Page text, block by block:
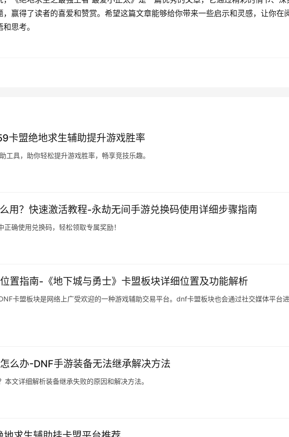
赢得了读者的喜爱和赞赏。希望这篇文章能够给你带来一些启示和灵感，让你在
思考。
卡盟绝地求生辅助提升游戏胜率
工具，助你轻松提升游戏胜率，畅享竞技乐趣。
用？快速激活教程-永劫无间手游兑换码使用详细步骤指南
确使用兑换码，轻松领取专属奖励！
置指南-《地下城与勇士》卡盟板块详细位置及功能解析
卡盟板块是网络上广受欢迎的一种游戏辅助交易平台。dnf卡盟板块也会通过社交媒体平台
么办-DNF手游装备无法继承解决方法
文详细解析装备继承失败的原因和解决方法。